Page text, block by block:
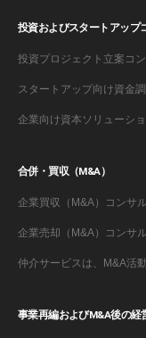
投資およびスタートアップ
投資プロジェクト立案コ
スタートアップ向け資金
企業向け資本ソリューシ
合併・買収（M&A）
企業買収（M&A）コンサ
企業売却（M&A）コンサ
仲介サービスは、M&A活
事業再編およびM&A後の経